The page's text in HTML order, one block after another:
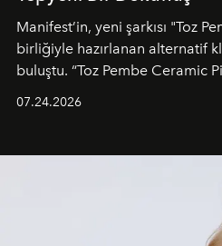
Manifest’in, yeni şarkısı "Toz
birliğiyle hazırlanan alternatif
buluştu. “Toz Pembe Ceramic
unsurlarından biri olarak öne
07.24.2026